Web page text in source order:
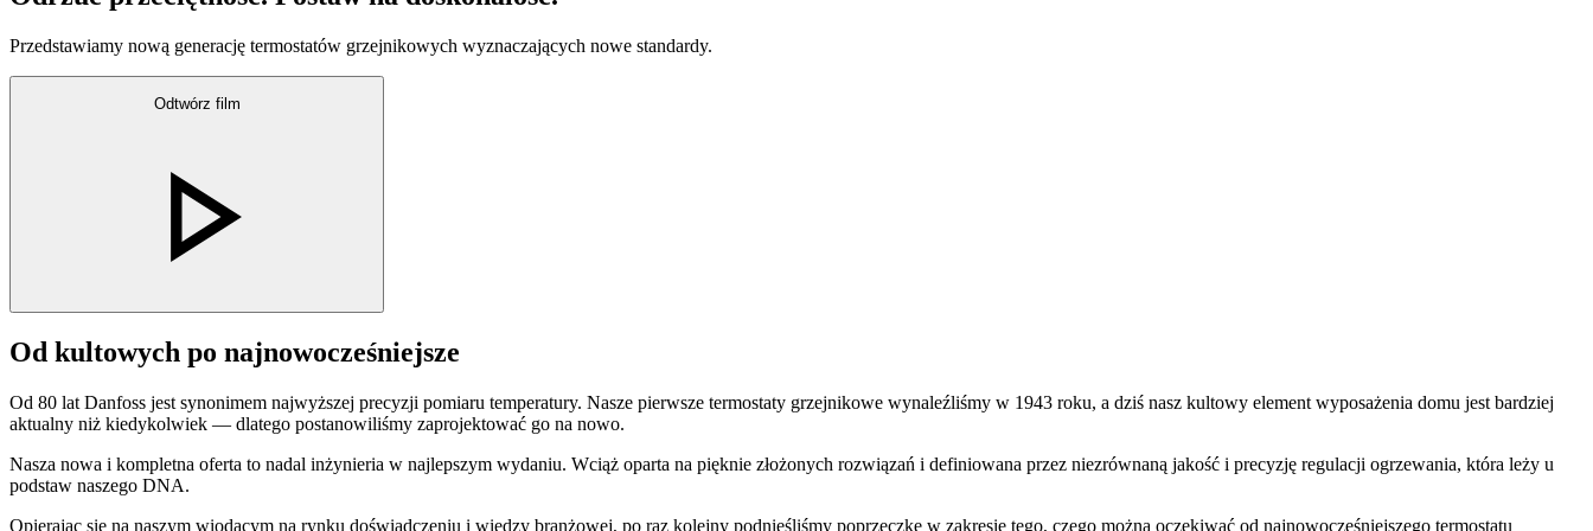
Przedstawiamy nową generację termostatów grzejnikowych wyznaczających nowe standardy.
Odtwórz film
Od kultowych po najnowocześniejsze
Od 80 lat Danfoss jest synonimem najwyższej precyzji pomiaru temperatury. Nasze pierwsze termostaty grzejnikowe wynaleźliśmy w 1943 roku, a dziś nasz kultowy element wyposażenia domu jest bardziej
aktualny niż kiedykolwiek — dlatego postanowiliśmy zaprojektować go na nowo.
Nasza nowa i kompletna oferta to nadal inżynieria w najlepszym wydaniu. Wciąż oparta na pięknie złożonych rozwiązań i definiowana przez niezrównaną jakość i precyzję regulacji ogrzewania, która leży u
podstaw naszego DNA.
Opierając się na naszym wiodącym na rynku doświadczeniu i wiedzy branżowej, po raz kolejny podnieśliśmy poprzeczkę w zakresie tego, czego można oczekiwać od najnowocześniejszego termostatu